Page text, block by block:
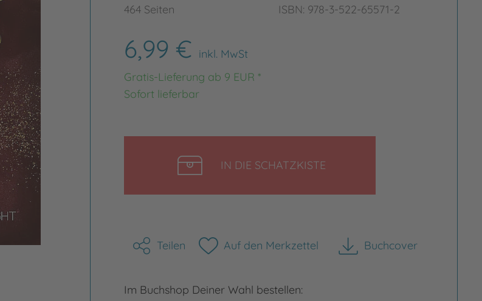
464 Seiten
ISBN: 978-3-522-65571-2
6,99 € inkl. MwSt
Gratis-Lieferung ab 9 EUR *
Sofort lieferbar
IN DIE SCHATZKISTE
Teilen Auf den Merkzettel Buchcover
herunterladen
Im Buchshop Deiner Wahl bestellen: